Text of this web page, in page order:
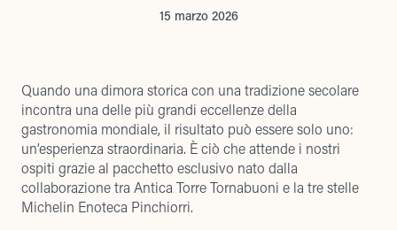
15 marzo 2026
Quando una dimora storica con una tradizione secolare
incontra una delle più grandi eccellenze della
gastronomia mondiale, il risultato può essere solo uno:
un’esperienza straordinaria. È ciò che attende i nostri
ospiti grazie al pacchetto esclusivo nato dalla
collaborazione tra Antica Torre Tornabuoni e la tre stelle
Michelin Enoteca Pinchiorri.